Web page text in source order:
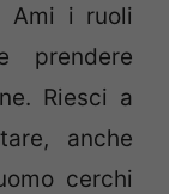
Ami i ruoli
Riesci a
anche
cerchi